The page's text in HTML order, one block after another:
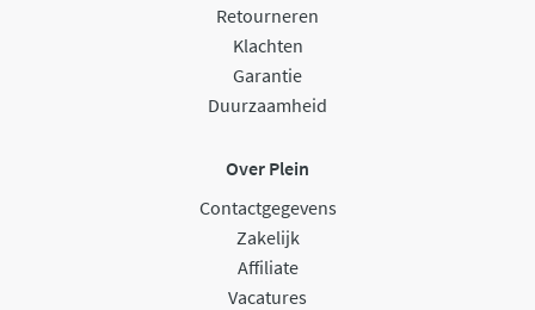
Retourneren
Klachten
Garantie
Duurzaamheid
Over Plein
Contactgegevens
Zakelijk
Affiliate
Vacatures